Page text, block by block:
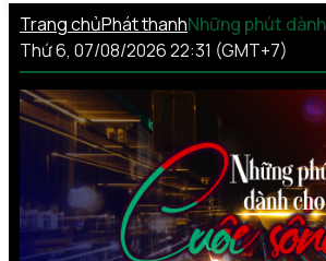
Trang chủPhát thanhNhững phút
Thứ 6, 07/08/2026 22:31 (GMT+7)